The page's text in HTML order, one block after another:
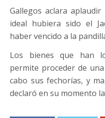
Gallegos aclara
ideal hubiera sido el
haber vencido a la
Los bienes que han
permite proceder de
cabo sus fechorías, y
declaró en su momento la